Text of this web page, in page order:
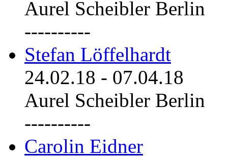
Aurel Scheibler Berlin
----------
Stefan Löffelhardt
24.02.18 - 07.04.18
Aurel Scheibler Berlin
----------
Carolin Eidner